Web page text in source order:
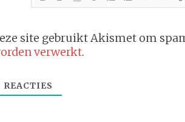
site gebruikt Akismet om
verwerkt.
REACTIES